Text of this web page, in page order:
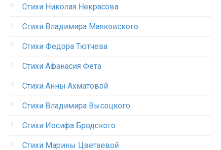
Стихи Николая Некрасова
Стихи Владимира Маяковского
Стихи Федора Тютчева
Стихи Афанасия Фета
Стихи Анны Ахматовой
Стихи Владимира Высоцкого
Стихи Иосифа Бродского
Стихи Марины Цветаевой